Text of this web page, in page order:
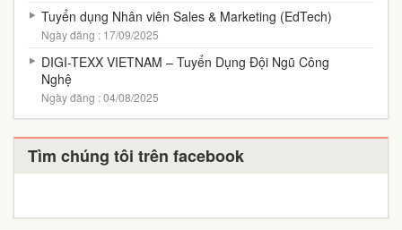
Tuyển dụng Nhân viên Sales & Marketing (EdTech)
Ngày đăng : 17/09/2025
DIGI-TEXX VIETNAM – Tuyển Dụng Đội Ngũ Công
Nghệ
Ngày đăng : 04/08/2025
Tìm chúng tôi trên facebook